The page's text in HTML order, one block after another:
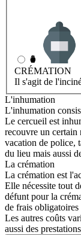
CRÉMATION
Il s'agit de
L'inhumation
L'inhumation
Le cercueil est
recouvre un certain
vacation de police,
du lieu mais aussi
La crémation
La crémation est
Elle nécessite tout
défunt pour la
de frais
Les autres coûts
aussi des